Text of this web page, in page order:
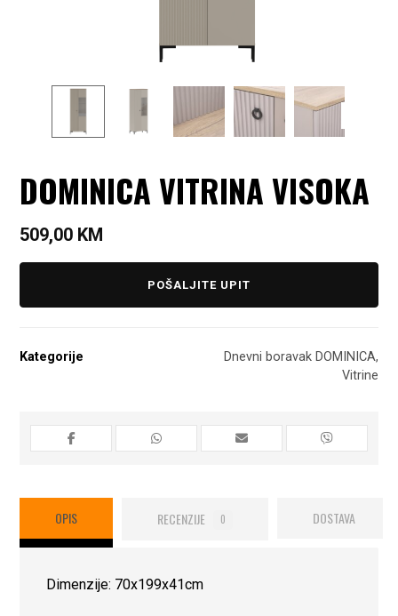
DOMINICA VITRINA VISOKA
509,00 KM
POŠALJITE UPIT
Kategorije Dnevni boravak DOMINICA,
Vitrine
OPIS RECENZIJE 0 DOSTAVA
Dimenzije: 70x199x41cm